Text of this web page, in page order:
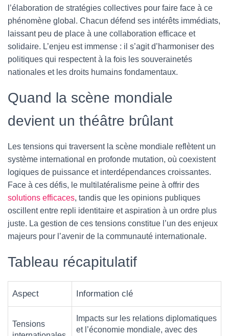
l’élaboration de stratégies collectives pour faire face à ce
phénomène global. Chacun défend ses intérêts immédiats,
laissant peu de place à une collaboration efficace et
solidaire. L’enjeu est immense : il s’agit d’harmoniser des
politiques qui respectent à la fois les souverainetés
nationales et les droits humains fondamentaux.
Quand la scène mondiale
devient un théâtre brûlant
Les tensions qui traversent la scène mondiale reflètent un
système international en profonde mutation, où coexistent
logiques de puissance et interdépendances croissantes.
Face à ces défis, le multilatéralisme peine à offrir des
solutions efficaces, tandis que les opinions publiques
oscillent entre repli identitaire et aspiration à un ordre plus
juste. La gestion de ces tensions constitue l’un des enjeux
majeurs pour l’avenir de la communauté internationale.
Tableau récapitulatif
Aspect Information clé
Tensions
Impacts sur les relations diplomatiques
et l’économie mondiale, avec des